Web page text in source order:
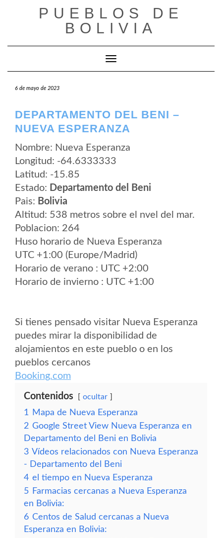
PUEBLOS DE
BOLIVIA
Cambiar modo de navegación
6 de mayo de 2023
DEPARTAMENTO DEL BENI –
NUEVA ESPERANZA
Nombre: Nueva Esperanza
Longitud: -64.6333333
Latitud: -15.85
Estado: Departamento del Beni
Pais: Bolivia
Altitud: 538 metros sobre el nvel del mar.
Poblacion: 264
Huso horario de Nueva Esperanza
UTC +1:00 (Europe/Madrid)
Horario de verano : UTC +2:00
Horario de invierno : UTC +1:00
Si tienes pensado visitar Nueva Esperanza
puedes mirar la disponibilidad de
alojamientos en este pueblo o en los
pueblos cercanos
Booking.com
Contenidos ocultar
1
Mapa de Nueva Esperanza
2 Google Street View Nueva Esperanza en
Departamento del Beni en Bolivia
3 Vídeos relacionados con Nueva Esperanza
- Departamento del Beni
4 el tiempo en Nueva Esperanza
5 Farmacias cercanas a Nueva Esperanza
en Bolivia:
6 Centos de Salud cercanas a Nueva
Esperanza en Bolivia: